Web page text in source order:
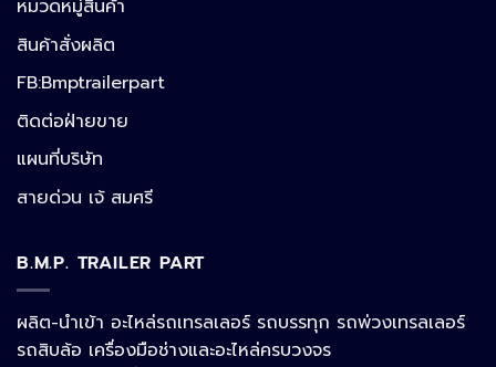
หมวดหมู่สินค้า
สินค้าสั่งผลิต
FB:Bmptrailerpart
ติดต่อฝ่ายขาย
แผนที่บริษัท
สายด่วน เจ้ สมศรี
B.M.P. TRAILER PART
ผลิต-นำเข้า อะไหล่รถเทรลเลอร์ รถบรรทุก รถพ่วงเทรลเลอร์
รถสิบล้อ เครื่องมือช่างและอะไหล่ครบวงจร